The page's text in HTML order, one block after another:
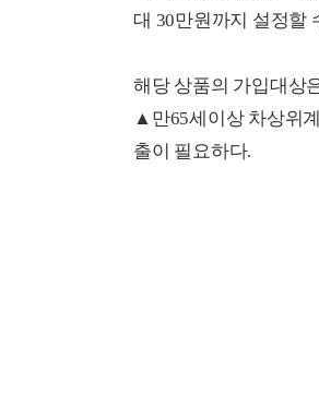
대 30만원까지 설정할
해당 상품의 가입대
▲만65세이상 차상위
출이 필요하다.